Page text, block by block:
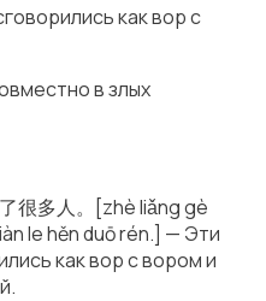
как вор с
в злых
很多人。[zhè liǎng gè
le hěn duō rén.] — Эти
как вор с вором и